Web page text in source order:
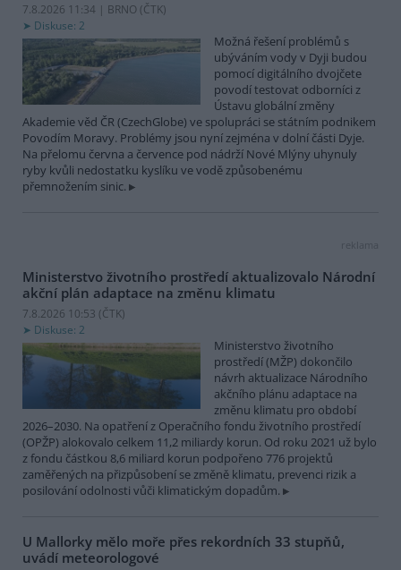
7.8.2026 11:34 | BRNO (ČTK)
Diskuse: 2
Možná řešení problémů s
ubýváním vody v Dyji budou
pomocí digitálního dvojčete
povodí testovat odborníci z
Ústavu globální změny
Akademie věd ČR (CzechGlobe) ve spolupráci se státním podnikem
Povodím Moravy. Problémy jsou nyní zejména v dolní části Dyje.
Na přelomu června a července pod nádrží Nové Mlýny uhynuly
ryby kvůli nedostatku kyslíku ve vodě způsobenému
přemnožením sinic.
reklama
Ministerstvo životního prostředí aktualizovalo Národní
akční plán adaptace na změnu klimatu
7.8.2026 10:53 (ČTK)
Diskuse: 2
Ministerstvo životního
prostředí (MŽP) dokončilo
návrh aktualizace Národního
akčního plánu adaptace na
změnu klimatu pro období
2026–2030. Na opatření z Operačního fondu životního prostředí
(OPŽP) alokovalo celkem 11,2 miliardy korun. Od roku 2021 už bylo
z fondu částkou 8,6 miliard korun podpořeno 776 projektů
zaměřených na přizpůsobení se změně klimatu, prevenci rizik a
posilování odolnosti vůči klimatickým dopadům.
U Mallorky mělo moře přes rekordních 33 stupňů,
uvádí meteorologové